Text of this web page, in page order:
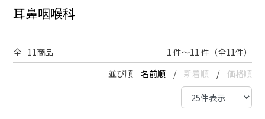
耳鼻咽喉科
全 11商品 1 件～11 件（全11件）
並び順 名前順 / 新着順 / 価格順